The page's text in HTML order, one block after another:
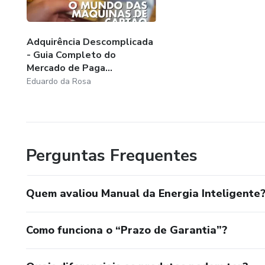
🏢 Estratégias práticas para
📉 A fórmula para economizar
resultados.”
Adquirência Descomplicada
- Guia Completo do
Mercado de Paga...
Eduardo da Rosa
Perguntas Frequentes
Quem avaliou Manual da Energia Inteligente?
Como funciona o “Prazo de Garantia”?